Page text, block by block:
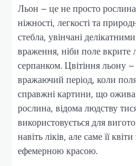
Льон – це не просто
ніжності, легкості та
стебла, увінчані
враження, ніби поле
серпанком. Цвітіння льону
вражаючий період, коли
справжні картини, що
рослина, відома людству
використовується для
навіть ліків, але саме її
ефемерною красою.